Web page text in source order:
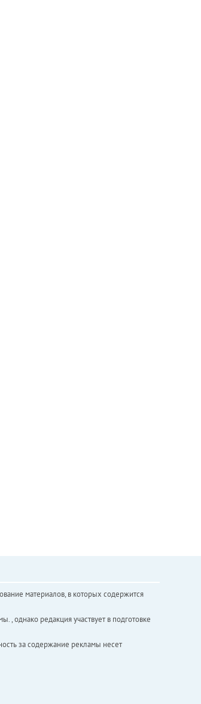
материалов, в которых содержится
однако редакция участвует в подготовке
за содержание рекламы несет